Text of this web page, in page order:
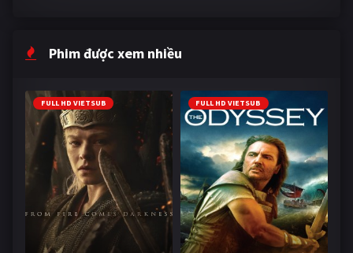
Phim được xem nhiều
FULL HD VIETSUB FULL HD VIETSUB